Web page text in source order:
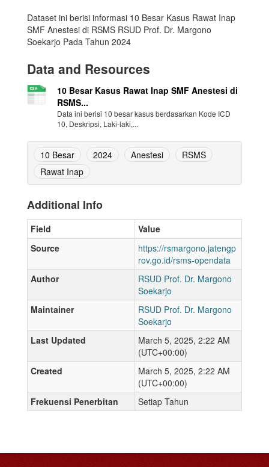
Dataset ini berisi informasi 10 Besar Kasus Rawat Inap
SMF Anestesi di RSMS RSUD Prof. Dr. Margono
Soekarjo Pada Tahun 2024
Data and Resources
10 Besar Kasus Rawat Inap SMF Anestesi di
RSMS...
Data ini berisi 10 besar kasus berdasarkan Kode ICD
10, Deskripsi, Laki-laki,...
10 Besar 2024 Anestesi
RSMS
Rawat Inap
Additional Info
Field
Value
Source
https://rsmargono.jatengp
rov.go.id/rsms-opendata
Author
RSUD Prof. Dr. Margono
Soekarjo
Maintainer
RSUD Prof. Dr. Margono
Soekarjo
Last Updated
March 5, 2025, 2:22 AM
(UTC+00:00)
Created
March 5, 2025, 2:22 AM
(UTC+00:00)
Frekuensi Penerbitan
Setiap Tahun